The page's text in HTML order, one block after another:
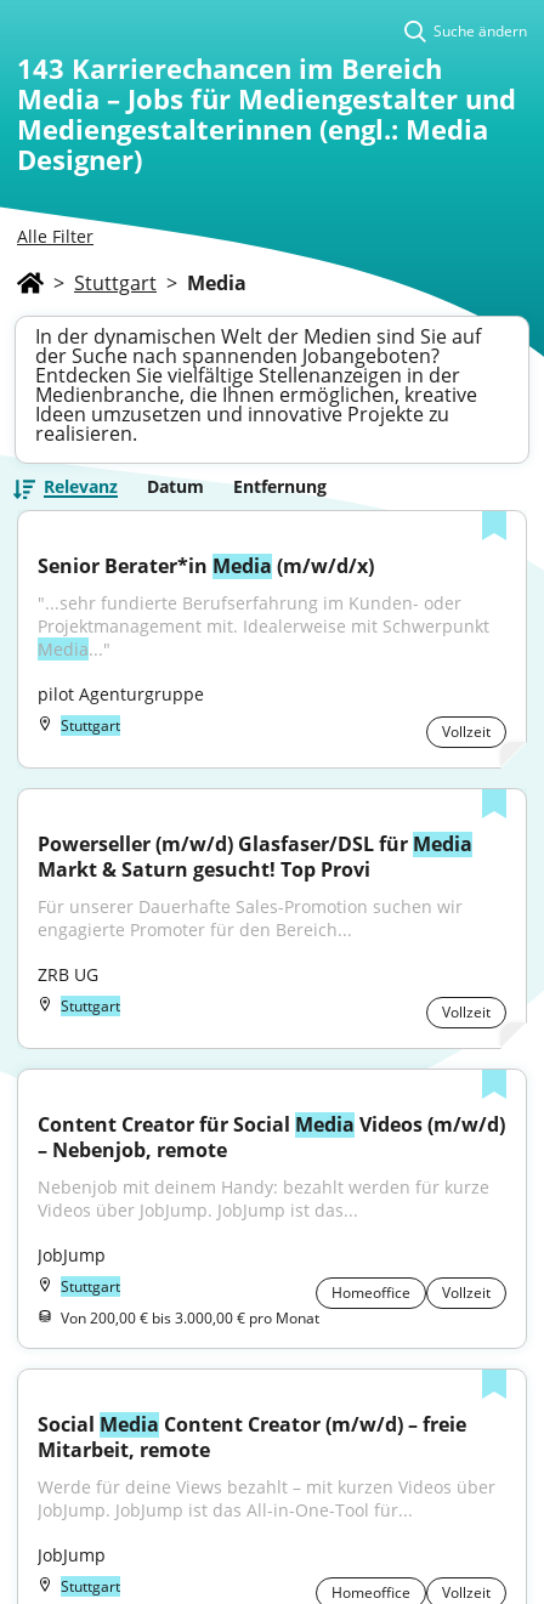
Alle Filter
Suche ändern
143 Karrierechancen im Bereich
Media – Jobs für Mediengestalter und
Mediengestalterinnen (engl.: Media
Designer)
> Stuttgart > Media
In der dynamischen Welt der Medien sind Sie auf
der Suche nach spannenden Jobangeboten?
Entdecken Sie vielfältige Stellenanzeigen in der
Medienbranche, die Ihnen ermöglichen, kreative
Ideen umzusetzen und innovative Projekte zu
realisieren.
Relevanz Datum Entfernung
Senior Berater*in Media (m/w/d/x)
"...sehr fundierte Berufserfahrung im Kunden- oder
Media..."
pilot Agenturgruppe
Stuttgart Vollzeit
Powerseller (m/w/d) Glasfaser/DSL für Media
Markt & Saturn gesucht! Top Provi
Für unserer Dauerhafte Sales-Promotion suchen wir
engagierte Promoter für den Bereich...
ZRB UG
Stuttgart Vollzeit
Content Creator für Social Media Videos (m/w/d)
– Nebenjob, remote
Nebenjob mit deinem Handy: bezahlt werden für kurze
Videos über JobJump. JobJump ist das...
JobJump
Stuttgart Homeoffice
Vollzeit
Von 200,00 € bis 3.000,00 € pro Monat
Social Media Content Creator (m/w/d) – freie
Mitarbeit, remote
Werde für deine Views bezahlt – mit kurzen Videos über
JobJump. JobJump ist das All-in-One-Tool für...
JobJump
Stuttgart Homeoffice
Vollzeit